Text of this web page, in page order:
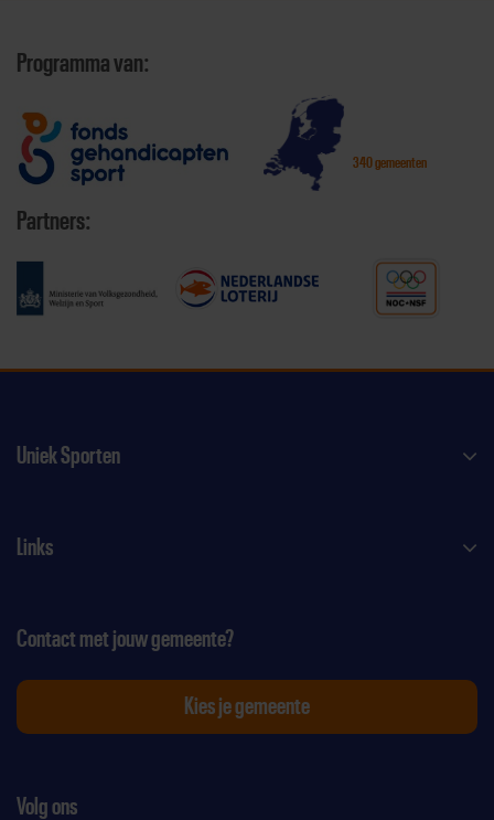
Programma van:
340 gemeenten
Partners:
Uniek Sporten
Links
Volg ons
Contact met jouw gemeente?
Kies je gemeente